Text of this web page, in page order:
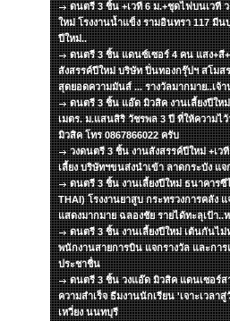
ดนตรี 3 ชิ้น +เวที 6 ม.+ชุดไฟบนเวที
ใหม่ โรงงานน้ำแข็ง รามอินทรา 117 มีน
ปีใหม่..
ดนตรี 3 ชิ้น แดนซ์เซอร์ 4 คน แสง+สี
สังสรรค์ปีใหม่ บริษัท ปิ่นทองกรุ๊ปฯ สโมส
สุดยอดความมันส์ ... รางวัลมากมาย..เจ้า
ดนตรี 3 ชิ้น แอ๊ด มิวสิค งานเลี้ยงปีให
เมตร. ม.แสนสิริ วัชรพล 3 ปี ที่ให้ความไ
มิวสิค โทร 0867866022 ครับ
วงดนตรี 3 ชิ้น งานสังสรรค์ปีใหม่ +เว
เลี้ยง บริษัทฯขนส่งนำเข้า ลาดกระบัง แ
ดนตรี 3 ชิ้น งานเลี้ยงปีใหม่ ธนาคารซี
THAI) โรงงานยาสูบ กระทรวงการคลัง
แสดงมากมาย ฉลองชัย รายได้ทะลุเป้า..
ดนตรี 3 ชิ้น งานเลี้ยงปีใหม่ เต้นกันไ
พนักงานสายการบิน แจกรางวัล และกา
ประชาชื่น
ดนตรี 3 ชิ้น วงแอ๊ด มิวสิค แดนเซอร์ส
ความสำเร็จ ธีมงานนักเรียน 'เจาะเวลา
เหวี่ยง นนทบุรี